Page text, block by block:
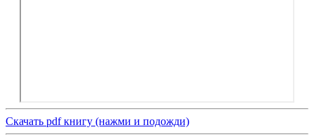
Скачать pdf книгу (нажми и подожди)